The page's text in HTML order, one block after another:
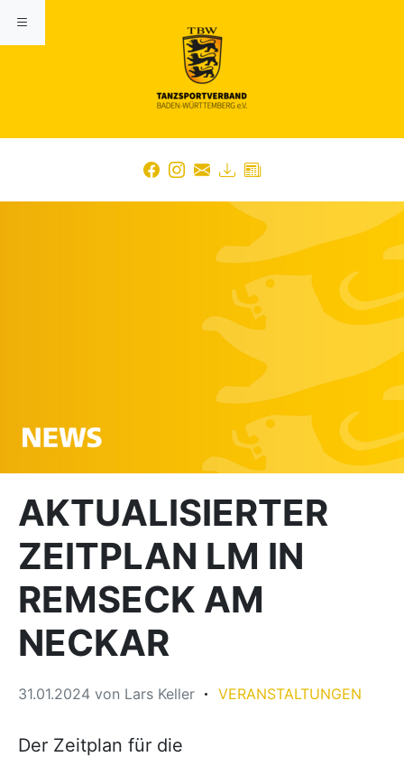
AKTUALISIERTER
ZEITPLAN LM IN
REMSECK AM
NECKAR
31.01.2024 von Lars Keller VERANSTALTUNGEN
Der Zeitplan für die